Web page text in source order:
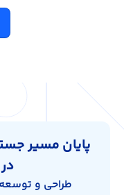
پایان مسیر
طراحی و